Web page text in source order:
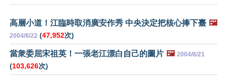
高層小道！江臨時取消廣安作秀 中央決定把核心捧下臺 🖼️
2004/8/22 (47,952次)
當衆委屈宋祖英！一張老江漂白自己的圖片 🖼️ 2004/8/21
(103,626次)